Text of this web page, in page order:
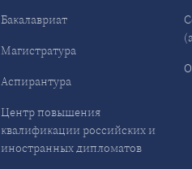
Бакалавриат
Магистратура
Аспирантура
Центр повышения
квалификации российских и
иностранных дипломатов